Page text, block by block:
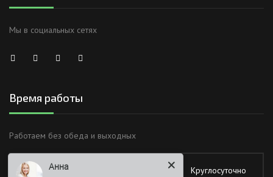
Мы в социальных сетях
Время работы
Работаем без обеда и выходных
Понедельник
Круглосуточно
Анна
Здравствуйте